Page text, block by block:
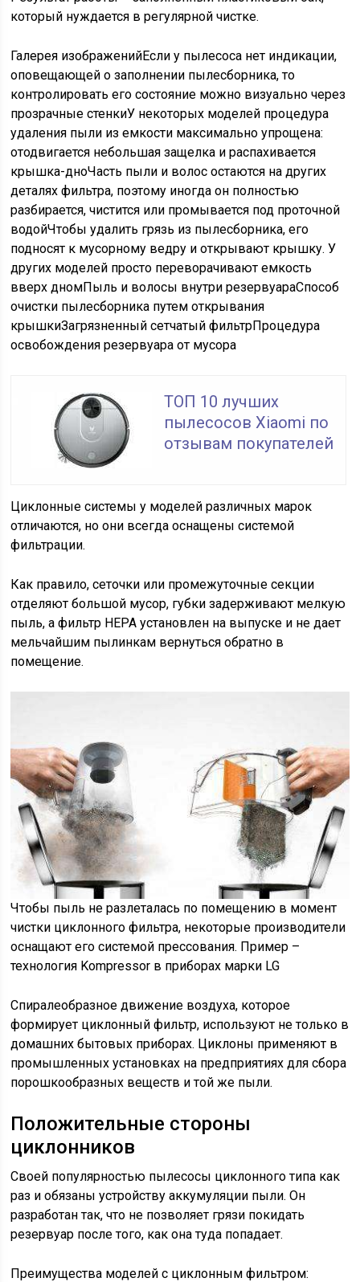
который нуждается в регулярной чистке.
Галерея изображенийЕсли у пылесоса нет индикации,
оповещающей о заполнении пылесборника, то
контролировать его состояние можно визуально через
прозрачные стенкиУ некоторых моделей процедура
удаления пыли из емкости максимально упрощена:
отодвигается небольшая защелка и распахивается
крышка-дноЧасть пыли и волос остаются на других
деталях фильтра, поэтому иногда он полностью
разбирается, чистится или промывается под проточной
водойЧтобы удалить грязь из пылесборника, его
подносят к мусорному ведру и открывают крышку. У
других моделей просто переворачивают емкость
вверх дномПыль и волосы внутри резервуараСпособ
очистки пылесборника путем открывания
крышкиЗагрязненный сетчатый фильтрПроцедура
освобождения резервуара от мусора
ТОП 10 лучших
пылесосов Xiaomi по
отзывам покупателей
Циклонные системы у моделей различных марок
отличаются, но они всегда оснащены системой
фильтрации.
Как правило, сеточки или промежуточные секции
отделяют большой мусор, губки задерживают мелкую
пыль, а фильтр HEPA установлен на выпуске и не дает
мельчайшим пылинкам вернуться обратно в
помещение.
Чтобы пыль не разлеталась по помещению в момент
чистки циклонного фильтра, некоторые производители
оснащают его системой прессования. Пример –
технология Kompressor в приборах марки LG
Спиралеобразное движение воздуха, которое
формирует циклонный фильтр, используют не только в
домашних бытовых приборах. Циклоны применяют в
промышленных установках на предприятиях для сбора
порошкообразных веществ и той же пыли.
Положительные стороны
циклонников
Своей популярностью пылесосы циклонного типа как
раз и обязаны устройству аккумуляции пыли. Он
разработан так, что не позволяет грязи покидать
резервуар после того, как она туда попадает.
Преимущества моделей с циклонным фильтром: